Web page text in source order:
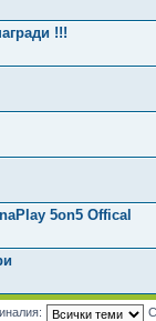
!!!
5on5 Оffical